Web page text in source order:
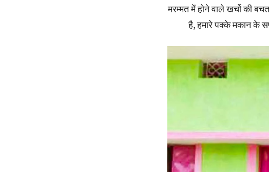
मरम्मत में होने वाले खर्चो की
है, हमारे पक्के मकान के